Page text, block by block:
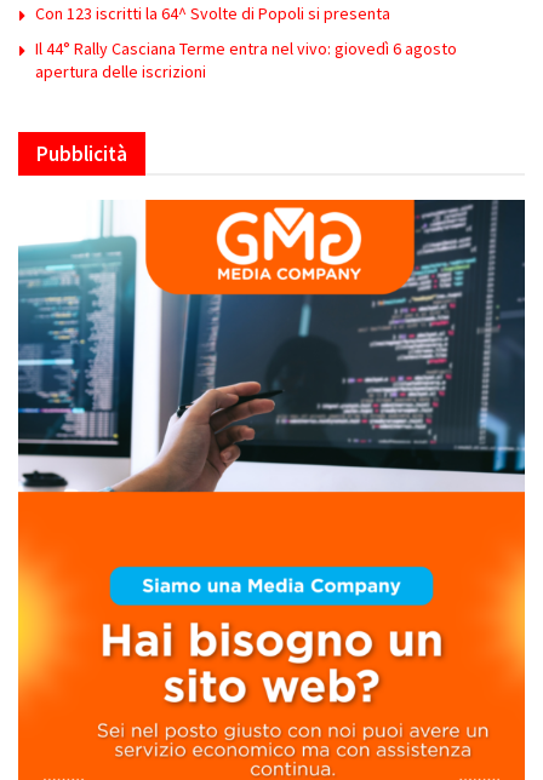
Con 123 iscritti la 64^ Svolte di Popoli si presenta
Il 44° Rally Casciana Terme entra nel vivo: giovedì 6 agosto
apertura delle iscrizioni
Pubblicità